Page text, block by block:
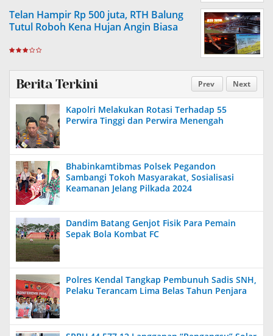
Telan Hampir Rp 500 juta, RTH Balung
Tutul Roboh Kena Hujan Angin Biasa
Prev Next
Berita Terkini
Kapolri Melakukan Rotasi Terhadap 55
Perwira Tinggi dan Perwira Menengah
Bhabinkamtibmas Polsek Pegandon
Sambangi Tokoh Masyarakat, Sosialisasi
Keamanan Jelang Pilkada 2024
Dandim Batang Genjot Fisik Para Pemain
Sepak Bola Kombat FC
Polres Kendal Tangkap Pembunuh Sadis SNH,
Pelaku Terancam Lima Belas Tahun Penjara